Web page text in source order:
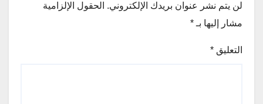
لن يتم نشر عنوان بريدك الإلكتروني. الحقول الإلزامية
مشار إليها بـ *
التعليق *